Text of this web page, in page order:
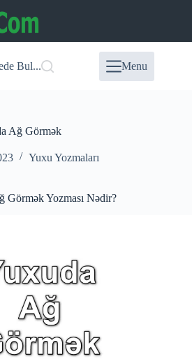
Bul... Menu
Ağ Görmək
Yuxu Yozmaları
Görmək Yozması Nədir?